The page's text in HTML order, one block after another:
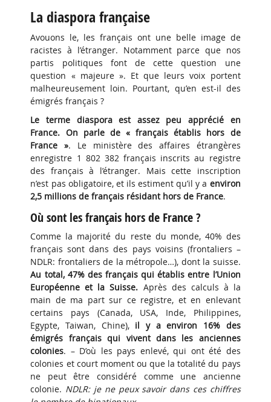
La diaspora française
Avouons le, les français ont une belle image de
racistes à l’étranger. Notamment parce que nos
partis politiques font de cette question une
question « majeure ». Et que leurs voix portent
malheureusement loin. Pourtant, qu’en est-il des
émigrés français ?
Le terme diaspora est assez peu apprécié en
France. On parle de « français établis hors de
France ». Le ministère des affaires étrangères
enregistre 1 802 382 français inscrits au registre
des français à l’étranger. Mais cette inscription
n’est pas obligatoire, et ils estiment qu’il y a environ
2,5 millions de français résidant hors de France.
Où sont les français hors de France ?
Comme la majorité du reste du monde, 40% des
français sont dans des pays voisins (frontaliers –
NDLR: frontaliers de la métropole…), dont la suisse.
Au total, 47% des français qui établis entre l’Union
Européenne et la Suisse. Après des calculs à la
main de ma part sur ce registre, et en enlevant
certains pays (Canada, USA, Inde, Philippines,
Egypte, Taiwan, Chine), il y a environ 16% des
émigrés français qui vivent dans les anciennes
colonies. – D’où les pays enlevé, qui ont été des
colonies et court moment ou que la totalité du pays
ne peut être considéré comme une ancienne
colonie. NDLR: je ne peux savoir dans ces chiffres